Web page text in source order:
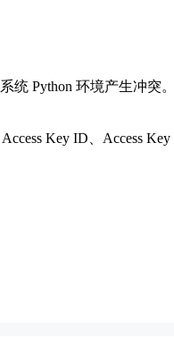
统 Python 环境产生冲突
Key ID、Access Key